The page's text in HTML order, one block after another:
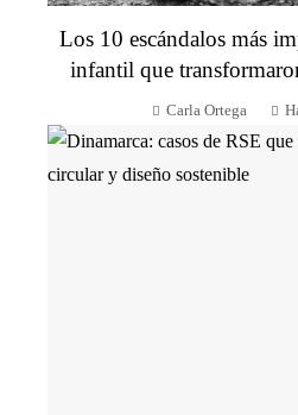
Los 10 escándalos más
infantil que
Carla Ortega